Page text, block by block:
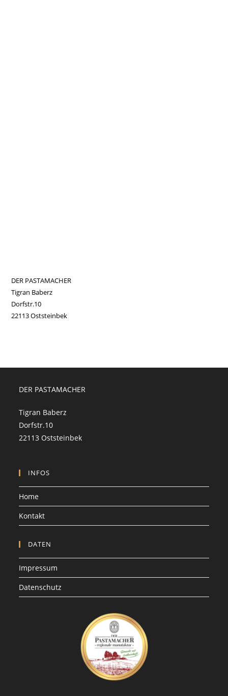
DER PASTAMACHER
Tigran Baberz
Dorfstr.10
22113 Oststeinbek
DER PASTAMACHER
Tigran Baberz
Dorfstr.10
22113 Oststeinbek
INFOS
Home
Kontakt
DATEN
Impressum
Datenschutz